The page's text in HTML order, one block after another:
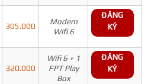
305.000
Modem
Wifi 6
ĐĂNG
KÝ
320.000
Wifi 6 + 1
FPT Play
Box
ĐĂNG
KÝ